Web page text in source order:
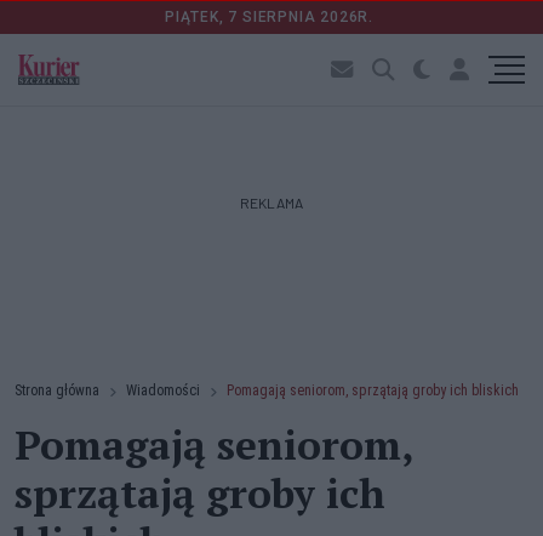
PIĄTEK, 7 SIERPNIA 2026R.
REKLAMA
Strona główna Wiadomości Pomagają seniorom, sprzątają groby ich bliskich
Pomagają seniorom,
sprzątają groby ich